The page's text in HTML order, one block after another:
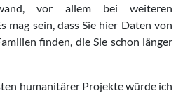
vor allem bei weiteren
mag sein, dass Sie hier Daten von
finden, die Sie schon länger
humanitärer Projekte würde ich